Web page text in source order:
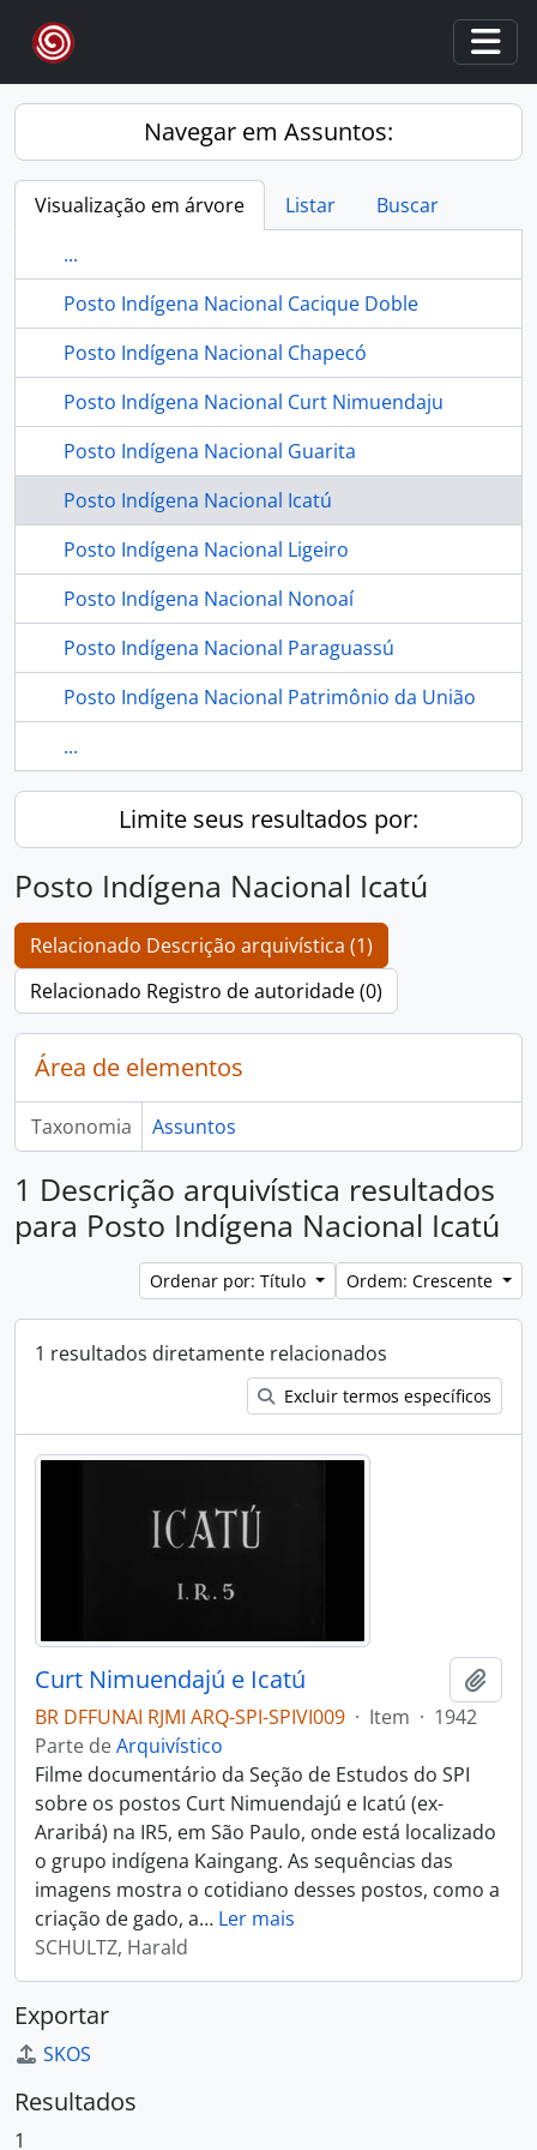
Skip to main content
Navegar em Assuntos:
Visualização em árvore Listar
Buscar
...
Posto Indígena Nacional Cacique Doble
Posto Indígena Nacional Chapecó
Posto Indígena Nacional Curt Nimuendaju
Posto Indígena Nacional Guarita
Posto Indígena Nacional Icatú
Posto Indígena Nacional Ligeiro
Posto Indígena Nacional Nonoaí
Posto Indígena Nacional Paraguassú
Posto Indígena Nacional Patrimônio da União
...
Limite seus resultados por:
Posto Indígena Nacional Icatú
Relacionado Descrição arquivística (1)
Relacionado Registro de autoridade (0)
Área de elementos
Taxonomia Assuntos
1 Descrição arquivística resultados
para Posto Indígena Nacional Icatú
Ordenar por: Título Ordem: Crescente
1 resultados diretamente relacionados
Excluir termos específicos
Curt Nimuendajú e Icatú
BR DFFUNAI RJMI ARQ-SPI-SPIVI009 · Item · 1942
Parte deArquivístico
Filme documentário da Seção de Estudos do SPI
sobre os postos Curt Nimuendajú e Icatú (ex-
Araribá) na IR5, em São Paulo, onde está localizado
o grupo indígena Kaingang. As sequências das
imagens mostra o cotidiano desses postos, como a
criação de gado, a… Ler mais
SCHULTZ, Harald
Exportar
SKOS
Resultados
1